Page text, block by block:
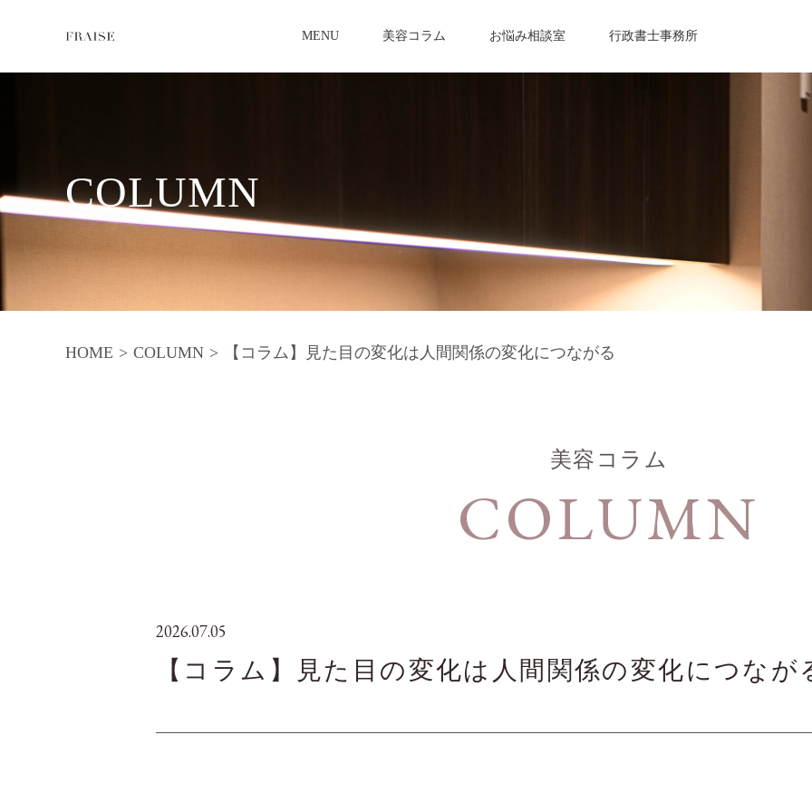
MENU 美容コラム お悩み相談室 行政書士事務所
COLUMN
HOME > COLUMN > 【コラム】見た目の変化は人間関係の変化につながる
美容コラム
COLUMN
2026.07.05
【コラム】見た目の変化は人間関係の変化につなが